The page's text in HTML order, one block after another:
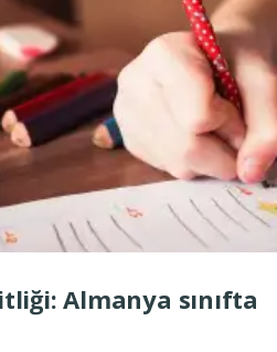
Almanya sınıfta